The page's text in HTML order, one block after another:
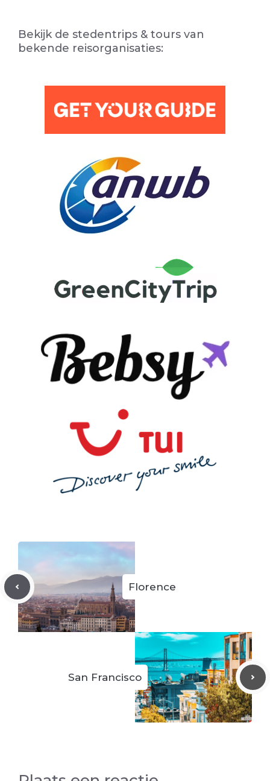
Bekijk de stedentrips & tours van
bekende reisorganisaties:
Florence
San Francisco